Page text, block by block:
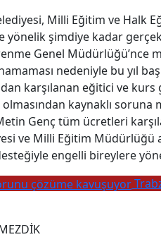
Milli Eğitim ve Halk
yönelik şimdiye kadar
Genel Müdürlüğü’nce
nedeniyle bu yıl
karşılanan eğitici ve
kaynaklı
Genç tüm ücretleri
ve Milli Eğitim Müdürlüğü
engelli bireylere